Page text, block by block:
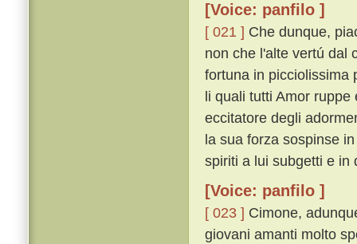
[Voice: panfilo ]
[ 021 ] Che dunque,
non che l'alte vertú dal
fortuna in picciolissima
li quali tutti Amor
eccitatore degli
la sua forza sospinse
spiriti a lui subgetti e in
[Voice: panfilo ]
[ 023 ] Cimone,
giovani amanti molto